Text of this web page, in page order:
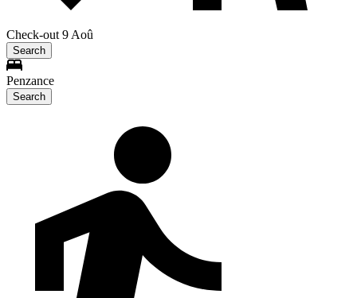
Check-out 9 Aoû
Search
Penzance
Search